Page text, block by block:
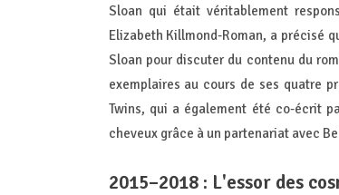
Sloan qui était véritablement
Elizabeth Killmond-Roman, a précisé
Sloan pour discuter du contenu du
exemplaires au cours de ses quatre
Twins, qui a également été co-écrit
cheveux grâce à un partenariat avec
2015–2018 : L'essor des